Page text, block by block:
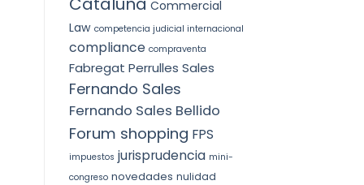
Commercial
Law competencia judicial internacional
compliance compraventa
Fabregat Perrulles Sales
Fernando Sales
Fernando Sales Bellido
Forum shopping FPS
impuestos jurisprudencia mini-
congreso novedades nulidad